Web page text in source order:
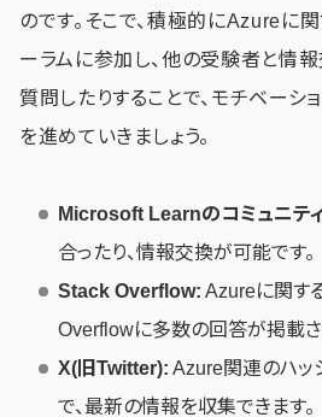
のです。そこで、積極的にAzureに
ーラムに参加し、他の受験者と情
質問したりすることで、モチベーシ
を進めていきましょう。
Microsoft Learnのコミュニテ
合ったり、情報交換が可能です。
Stack Overflow: Azureに関す
Overflowに多数の回答が掲載さ
X(旧Twitter): Azure関連のハッ
で、最新の情報を収集できます。